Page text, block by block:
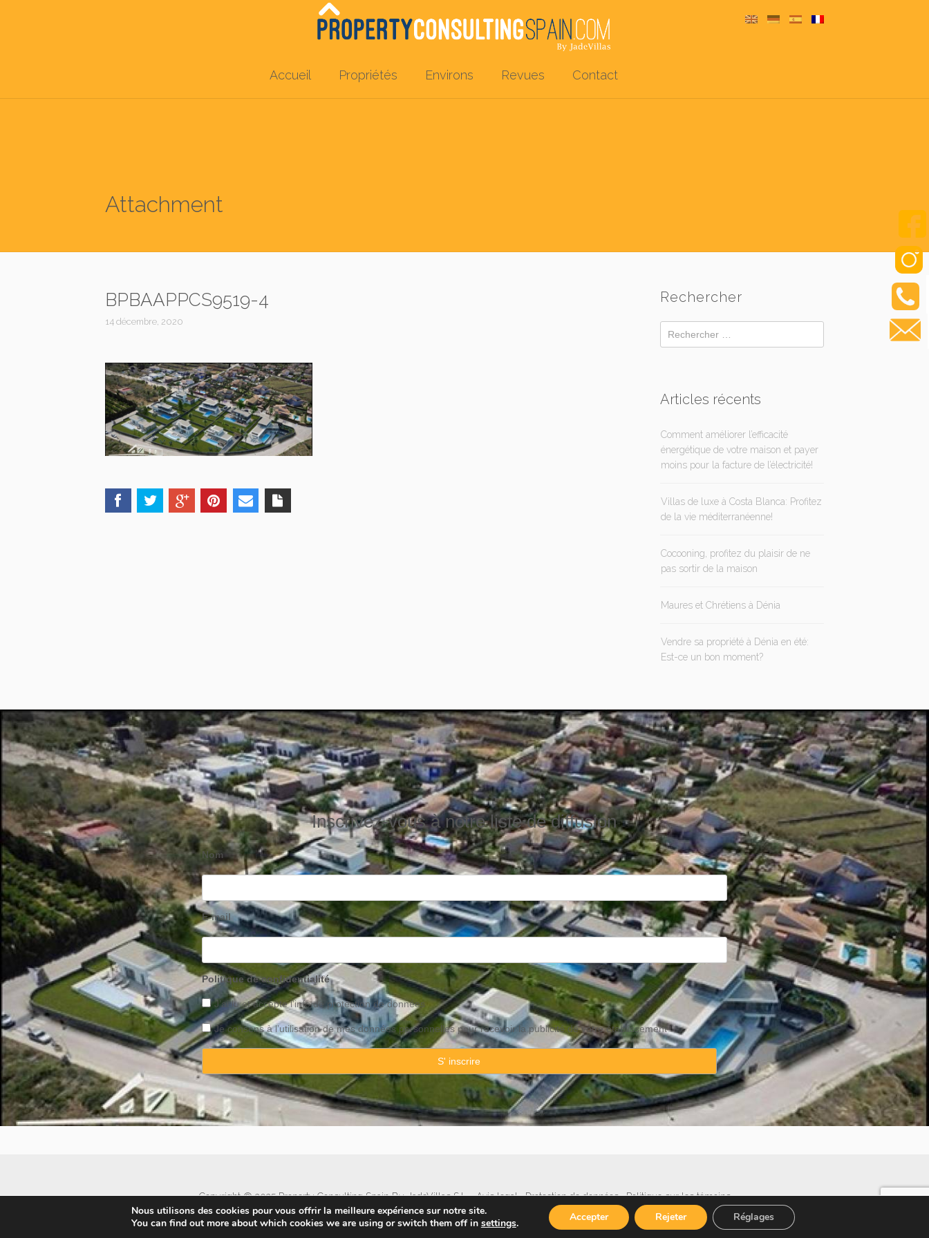
Accueil Propriétés Environs Revues Contact
Attachment
BPBAAPPCS9519-4
14 décembre, 2020
Rechercher
Articles récents
Comment améliorer l’efficacité
énergétique de votre maison et payer
moins pour la facture de l’électricité!
Villas de luxe à Costa Blanca: Profitez
de la vie méditerranéenne!
Cocooning, profitez du plaisir de ne
pas sortir de la maison
Maures et Chrétiens à Dénia
Vendre sa propriété à Dénia en été:
Est-ce un bon moment?
Inscrivez-vous à notre liste de diffusion
Nom
E-mail
Politique de confidentialité
J’ai lu et accepte l’info de protectionde données
Je consens à l’utilisation de mes données personnelles pour recevoir la publicité de votre établissement
Copyright © 2025 Property Consulting Spain By JadeVillas S.L. ·Avis legal·Protection de données·Politique sur les témoins
Nous utilisons des cookies pour vous offrir la meilleure expérience sur notre site.
You can find out more about which cookies we are using or switch them off in settings. Accepter Rejeter Réglages